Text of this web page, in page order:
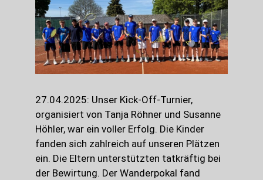
27.04.2025: Unser Kick-Off-Turnier,
organisiert von Tanja Röhner und Susanne
Höhler, war ein voller Erfolg. Die Kinder
fanden sich zahlreich auf unseren Plätzen
ein. Die Eltern unterstützten tatkräftig bei
der Bewirtung. Der Wanderpokal fand